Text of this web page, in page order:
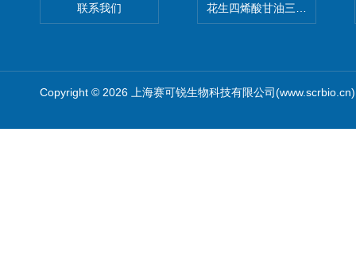
联系我们 花生四烯酸甘油三酯(顺式-
Copyright © 2026 上海赛可锐生物科技有限公司